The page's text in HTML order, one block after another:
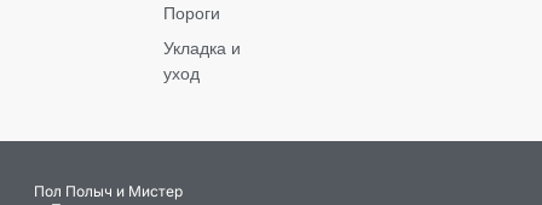
Пороги
Укладка и
уход
Пол Полыч и Мистер